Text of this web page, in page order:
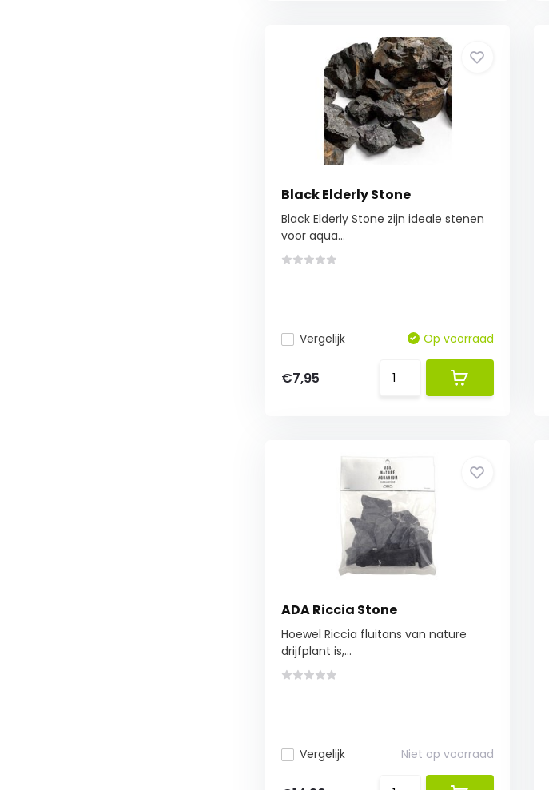
Black Elderly Stone
Black Elderly Stone zijn ideale stenen
voor aqua...
Vergelijk Op voorraad
€7,95
ADA Riccia Stone
Hoewel Riccia fluitans van nature
drijfplant is,...
Vergelijk Niet op voorraad